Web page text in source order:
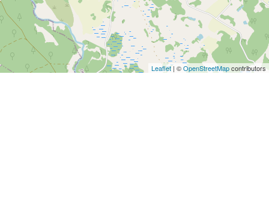
Leaflet| ©OpenStreetMapcontributors